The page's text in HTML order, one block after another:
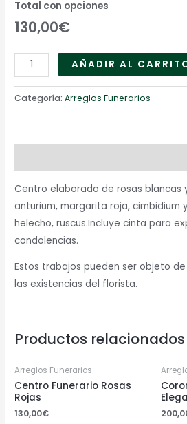
Total con opciones
130,00€
AÑADIR AL
Categoría:Arreglos Funerarios
Centro elaborado de rosas blancas
anturium, margarita roja, cimbidium
helecho, ruscus.Incluye cinta para
condolencias.
Estos trabajos pueden ser objeto
las existencias del florista.
Productos relacionados
Arreglos Funerarios
Centro Funerario Rosas
Rojas
130,00€